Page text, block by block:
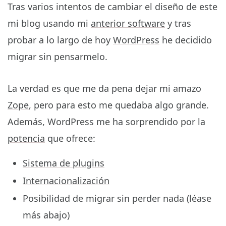
Tras varios intentos de cambiar el diseño de este
mi blog usando mi anterior software y tras
probar a lo largo de hoy WordPress he decidido
migrar sin pensarmelo.
La verdad es que me da pena dejar mi amazo
Zope, pero para esto me quedaba algo grande.
Además, WordPress me ha sorprendido por la
potencia que ofrece:
Sistema de plugins
Internacionalización
Posibilidad de migrar sin perder nada (léase
más abajo)